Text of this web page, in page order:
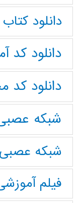
دانلود
دانلود کد
دانلود کد
شبکه
شبکه
فیلم